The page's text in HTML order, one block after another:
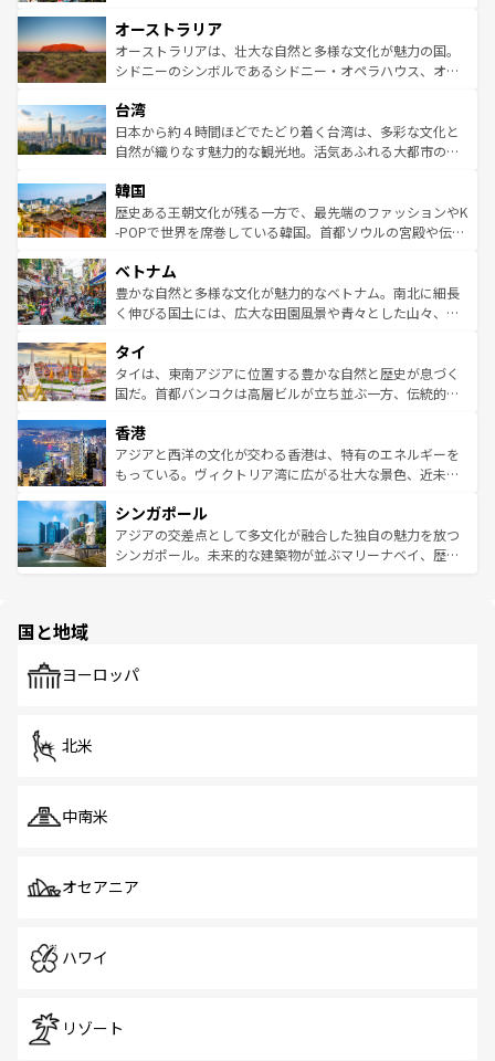
部のニューオーリンズでは、音楽と美食が融合した独特の
文化が魅力。旅行者はアメリカの各地域で異なる魅力を楽
しみながら、その多様性と豊かな歴史を感じることができ
ならではの贅沢な旅のスタイルだ。 なお、新着のアメリカ
情報はコンテンツ一覧を参照してほしい。
ワイ島は見逃せない。また、定番の観光地といえばオアフ
島だが、静かな自然を求めるならマウイ島やカウアイ島が
おすすめ。エメラルドグリーンに輝く海をはじめ、豊かな
れるおもてなしの心で訪れる人々を迎えてくれるハワイの
人々、おいしいローカルフードやハワイアンミュージッ
ク、伝統的なフラダンスなど、すべてがハワイの魅力を彩
ワイを、存分に味わってほしい。 なお、新着のハワイ情報
はコンテンツ一覧を参照してほしい。
オーストラリア
オーストラリアは、壮大な自然と多様な文化が魅力の国。
シドニーのシンボルであるシドニー・オペラハウス、オー
リアリーフや大陸中央部にそびえるウルル（エアーズロッ
ク）、タスマニアの美しい原生林やケアンズの熱帯雨林な
ど、見どころがたくさん。また、カフェやワイン、オージ
いる。アクティビティも充実しており、サーフィンやダイ
ビング、ハイキングなど、アウトドア好きにはたまらな
い。オーストラリアの多彩な魅力を存分に味わいつくそ
参照してほしい。
台湾
日本から約４時間ほどでたどり着く台湾は、多彩な文化と
自然が織りなす魅力的な観光地。活気あふれる大都市の台
ン）、静ひつな山岳地帯である台湾東部など、都市の喧騒
と山間の静けさが共存しており、訪れる人に新しい発見と
驚きをもたらしてくれる。また、奥深い台湾の食文化も魅
容にもいいと評判のスイーツなど、バラエティ豊かな料理
が味わえる。 なお、新着の台湾情報は コンテンツ一覧を参
照してほしい。
韓国
歴史ある王朝文化が残る一方で、最先端のファッションやK
-POPで世界を席巻している韓国。首都ソウルの宮殿や伝統
き、地方に足を延ばせば四季折々の自然美を楽しむことが
できる。そして、キムチや焼肉、絶品のストリートフード
まで、さまざまな韓国料理が待っている。夜には、韓国な
リティに包まれながら、韓国の多彩な魅力を心ゆくまで味
わってみてほしい。 なお、新着の韓国情報はコンテンツ一
覧を参照してほしい。
ベトナム
豊かな自然と多様な文化が魅力的なベトナム。南北に細長
く伸びる国土には、広大な田園風景や青々とした山々、世
急速な発展と共に伝統が息づく。ハノイの古い町並みやホ
ーチミン市のフランス統治時代の建物も、独特の雰囲気を
醸し出している。また、バラエティの豊かさとおいしさで
とつ。フォーやバインミー、ベトナムコーヒーなどは、ぜ
ひ現地で味わいたい。どの地域を訪れてもあたたかい人々
が旅行者を迎えてくれるので、きっと忘れられない旅にな
参照してほしい。
タイ
タイは、東南アジアに位置する豊かな自然と歴史が息づく
国だ。首都バンコクは高層ビルが立ち並ぶ一方、伝統的な
の活気が交差している。北部ではチェンマイなどの山岳地
帯で自然と触れ合い、南部ではプーケットやクラビの美し
いビーチでリゾート気分を楽しむことができる。タイ料理
激する。気候は一年中温暖で、どの季節にも異なる楽しみ
が待っている。親しみやすいタイの人々、仏教を中心とし
た文化、そして多様な観光資源が、訪れる旅人を魅了し続
香港
アジアと西洋の文化が交わる香港は、特有のエネルギーを
もっている。ヴィクトリア湾に広がる壮大な景色、近未来
み、どこを訪れても感動するはず。観光スポットが密集し
ており、効率よく見どころを回れるのも魅力。息をのむよ
うな絶景から文化的な体験まで、香港を存分に楽しみ尽く
シンガポール
アジアの交差点として多文化が融合した独自の魅力を放つ
シンガポール。未来的な建築物が並ぶマリーナベイ、歴史
で、ホーカーズは地元の風情を楽しめる外せないスポット
国と地域
ヨーロッパ
北米
中南米
オセアニア
ハワイ
リゾート